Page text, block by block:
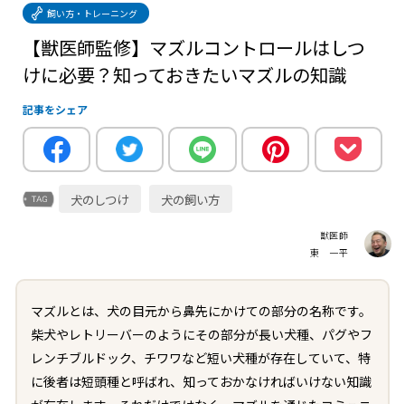
飼い方・トレーニング
【獣医師監修】マズルコントロールはしつ
けに必要？知っておきたいマズルの知識
記事をシェア
犬のしつけ 犬の飼い方
獣医師
東 一平
マズルとは、犬の目元から鼻先にかけての部分の名称です。
柴犬やレトリーバーのようにその部分が長い犬種、パグやフ
レンチブルドック、チワワなど短い犬種が存在していて、特
に後者は短頭種と呼ばれ、知っておかなければいけない知識